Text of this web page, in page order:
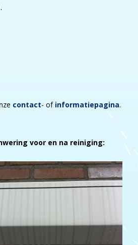
contact- of informatiepagina.
voor en na reiniging: